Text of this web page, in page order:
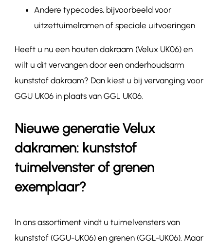
Andere typecodes, bijvoorbeeld voor
uitzettuimelramen of speciale uitvoeringen
Heeft u nu een houten dakraam (Velux UK06) en
wilt u dit vervangen door een onderhoudsarm
kunststof dakraam? Dan kiest u bij vervanging voor
GGU UK06in plaats van GGL UK06.
Nieuwe generatie Velux
dakramen: kunststof
tuimelvenster of grenen
exemplaar?
In ons assortiment vindt u tuimelvensters van
kunststof (GGU-UK06) en grenen (GGL-UK06). Maar